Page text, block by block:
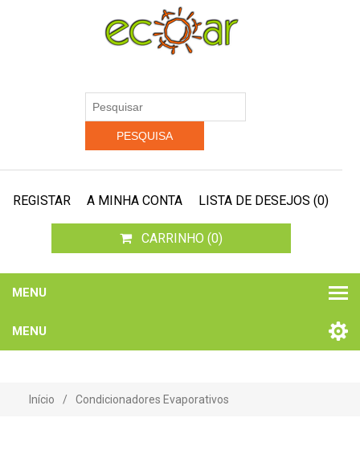
REGISTAR A MINHA CONTA LISTA DE DESEJOS (0)
CARRINHO (0)
MENU
MENU
Início / Condicionadores Evaporativos